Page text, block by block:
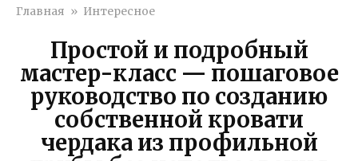
Главная » Интересное
Простой и подробный
мастер-класс — пошаговое
руководство по созданию
собственной кровати
чердака из профильной